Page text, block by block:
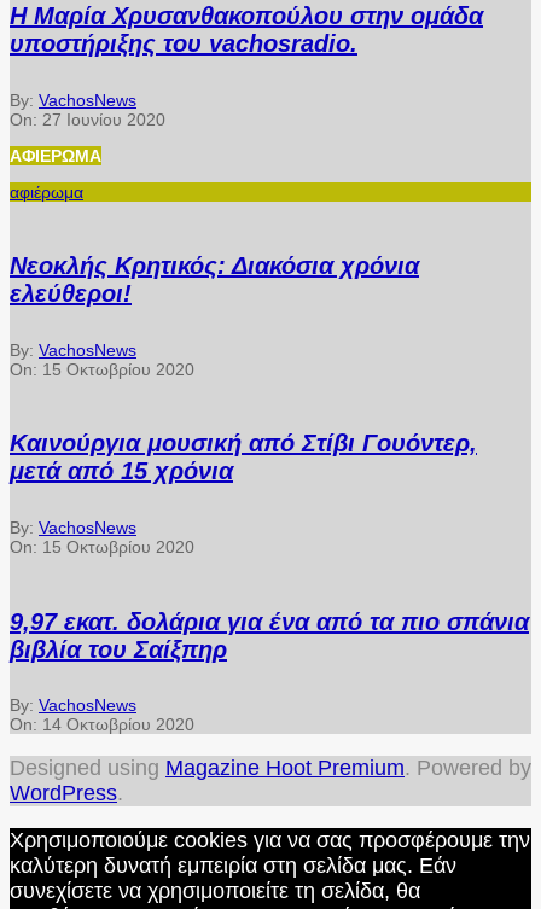
Η Μαρία Χρυσανθακοπούλου στην ομάδα
υποστήριξης του vachosradio.
By: VachosNews
On: 27 Ιουνίου 2020
ΑΦΙΈΡΩΜΑ
αφιέρωμα
Νεοκλής Κρητικός: Διακόσια χρόνια
ελεύθεροι!
By: VachosNews
On: 15 Οκτωβρίου 2020
Καινούργια μουσική από Στίβι Γουόντερ,
μετά από 15 χρόνια
By: VachosNews
On: 15 Οκτωβρίου 2020
9,97 εκατ. δολάρια για ένα από τα πιο σπάνια
βιβλία του Σαίξπηρ
By: VachosNews
On: 14 Οκτωβρίου 2020
Designed using Magazine Hoot Premium. Powered by
WordPress.
Χρησιμοποιούμε cookies για να σας προσφέρουμε την
καλύτερη δυνατή εμπειρία στη σελίδα μας. Εάν
συνεχίσετε να χρησιμοποιείτε τη σελίδα, θα